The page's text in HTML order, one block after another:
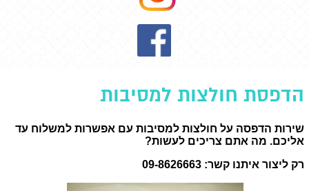
הדפסת חולצות למסיבות
שירות הדפסה על חולצות למסיבות עם אפשרות למשלוח עד
אליכם. מה אתם צריכים לעשות?
רק ליצור איתנו קשר: 09-8626663